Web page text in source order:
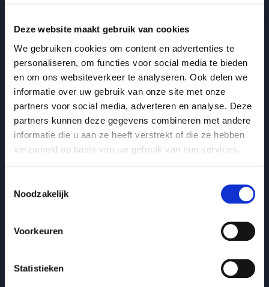
Deze website maakt gebruik van cookies
We gebruiken cookies om content en advertenties te
personaliseren, om functies voor social media te bieden
en om ons websiteverkeer te analyseren. Ook delen we
informatie over uw gebruik van onze site met onze
partners voor social media, adverteren en analyse. Deze
partners kunnen deze gegevens combineren met andere
informatie die u aan ze heeft verstrekt of die ze hebben
verzameld op basis van uw gebruik van hun services.
Noodzakelijk
Voorkeuren
Statistieken
leiderschap, naast workshops?
Stilte doorbreken op de werkvloer